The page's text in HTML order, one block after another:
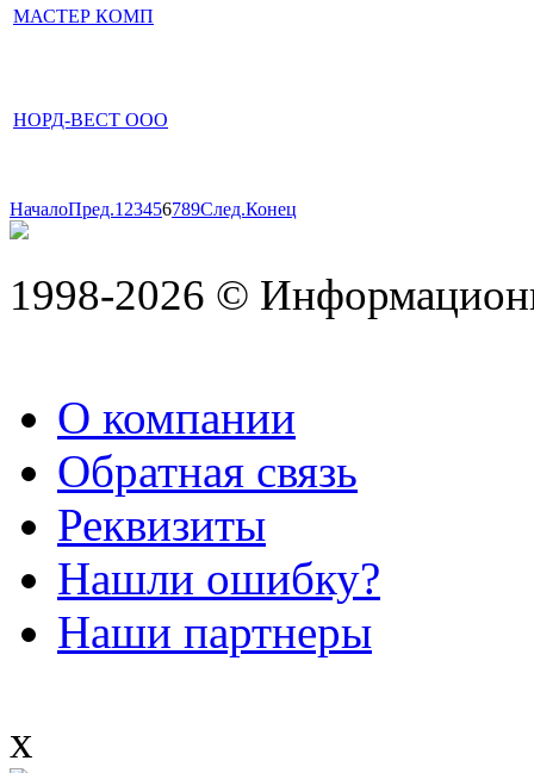
МАСТЕР КОМП
НОРД-ВЕСТ ООО
НачалоПред.1 23456789След.Конец
1998-2026 ©
О компании
Обратная связь
Реквизиты
Нашли ошибку?
Наши партнеры
x